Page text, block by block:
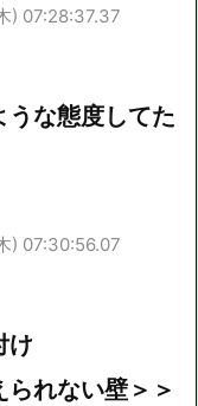
) 07:28:37.37
うな態度してた
) 07:30:56.07
け
れない壁＞＞